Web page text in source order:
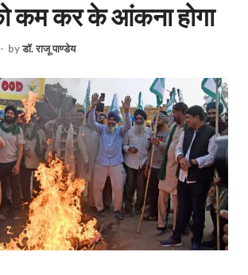
कम कर के आंकना होगा
- byडॉ. राजू पाण्डेय